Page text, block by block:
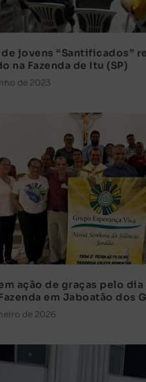
jovens “Santificados”
na Fazenda de Itu (SP)
de 2023
ação de graças pelo dia
em Jaboatão dos
de 2026